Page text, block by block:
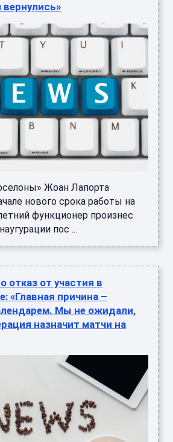
Жоан Лапорта
нового срока работы на
функционер произнес
пос ...
отказ от участия в
«Главная причина –
Мы не ожидали,
назначит матчи на